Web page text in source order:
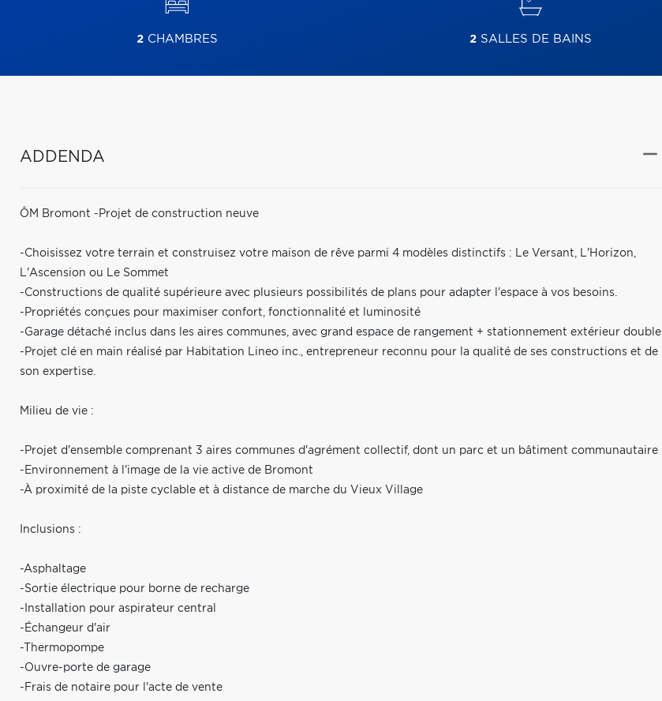
2CHAMBRES 2SALLES DE BAINS
ADDENDA
ÔM Bromont -Projet de construction neuve
-Choisissez votre terrain et construisez votre maison de rêve parmi 4 modèles distinctifs : Le Versant, L'Horizon,
L'Ascension ou Le Sommet
-Constructions de qualité supérieure avec plusieurs possibilités de plans pour adapter l'espace à vos besoins.
-Propriétés conçues pour maximiser confort, fonctionnalité et luminosité
-Garage détaché inclus dans les aires communes, avec grand espace de rangement + stationnement extérieur double
-Projet clé en main réalisé par Habitation Lineo inc., entrepreneur reconnu pour la qualité de ses constructions et de
son expertise.
Milieu de vie :
-Projet d'ensemble comprenant 3 aires communes d'agrément collectif, dont un parc et un bâtiment communautaire
-Environnement à l'image de la vie active de Bromont
-À proximité de la piste cyclable et à distance de marche du Vieux Village
Inclusions :
-Asphaltage
-Sortie électrique pour borne de recharge
-Installation pour aspirateur central
-Échangeur d'air
-Thermopompe
-Ouvre-porte de garage
-Frais de notaire pour l'acte de vente